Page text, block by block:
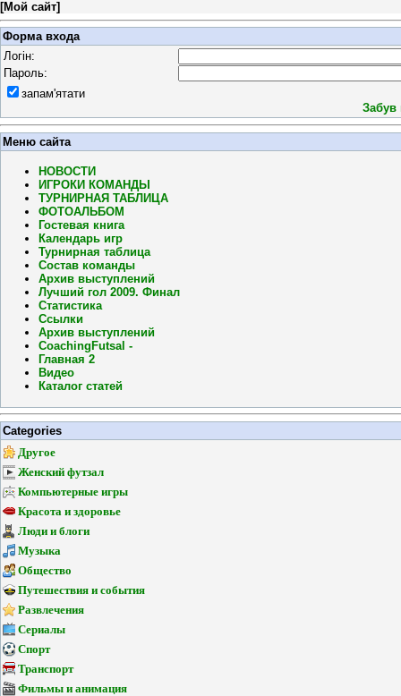
[Мой сайт]
Форма входа
Логін:
Пароль:
запам'ятати
Забув
Меню сайта
НОВОСТИ
ИГРОКИ КОМАНДЫ
ТУРНИРНАЯ ТАБЛИЦА
ФОТОАЛЬБОМ
Гостевая книга
Календарь игр
Турнирная таблица
Состав команды
Архив выступлений
Лучший гол 2009. Финал
Статистика
Ссылки
Архив выступлений
CoachingFutsal -
Главная 2
Видео
Каталог статей
Categories
Другое
Женский футзал
Компьютерные игры
Красота и здоровье
Люди и блоги
Музыка
Общество
Путешествия и события
Развлечения
Сериалы
Спорт
Транспорт
Фильмы и анимация